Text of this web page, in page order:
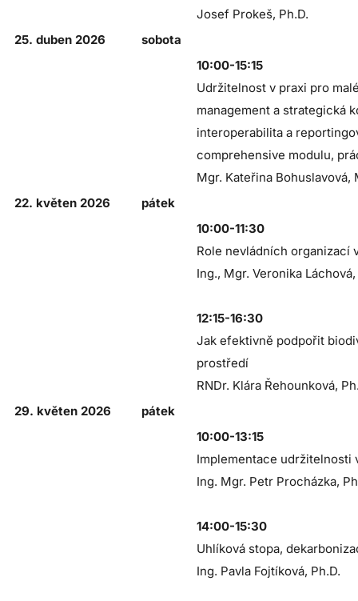
Josef Prokeš, Ph.D.
25. duben 2026
sobota
10:00-15:15
Udržitelnost v praxi pro
management a strategická
interoperabilita a
comprehensive modulu,
Mgr. Kateřina Bohuslavová,
22. květen 2026
pátek
10:00-11:30
Role nevládních organizací
Ing., Mgr. Veronika
12:15-16:30
Jak efektivně podpořit
prostředí
RNDr. Klára Řehounková,
29. květen 2026
pátek
10:00-13:15
Implementace udržitelnosti
Ing. Mgr. Petr Procházka,
14:00-15:30
Uhlíková stopa,
Ing. Pavla Fojtíková, Ph.D.